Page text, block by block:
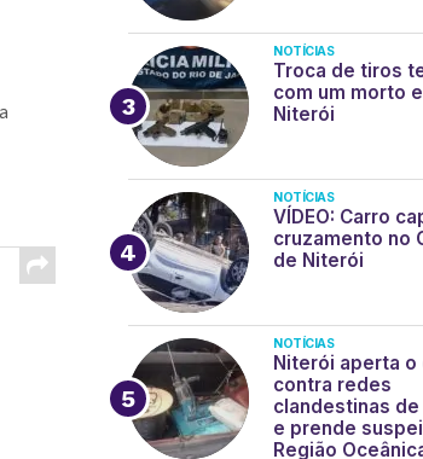
NOTÍCIAS
Troca de tiros
com um morto
Niterói
NOTÍCIAS
VÍDEO: Carro
cruzamento no
de Niterói
NOTÍCIAS
Niterói aperta o
contra redes
clandestinas
e prende
Região